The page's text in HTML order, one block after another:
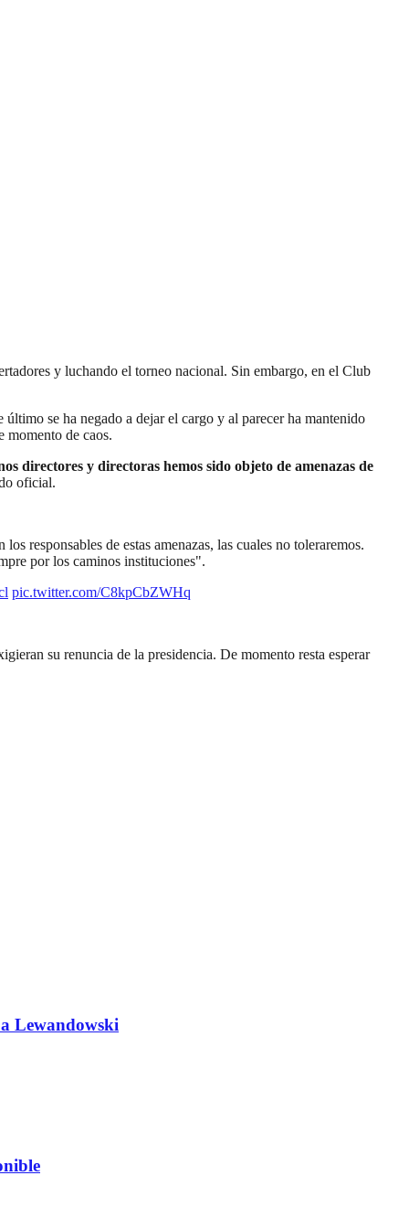
y luchando el torneo nacional. Sin embargo, en el Club
se ha negado a dejar el cargo y al parecer ha mantenido
momento de caos.
directores y directoras hemos sido objeto de amenazas de
oficial.
los responsables de estas amenazas, las cuales no toleraremos.
por los caminos instituciones".
pic.twitter.com/C8kpCbZWHq
su renuncia de la presidencia. De momento resta esperar
Lewandowski